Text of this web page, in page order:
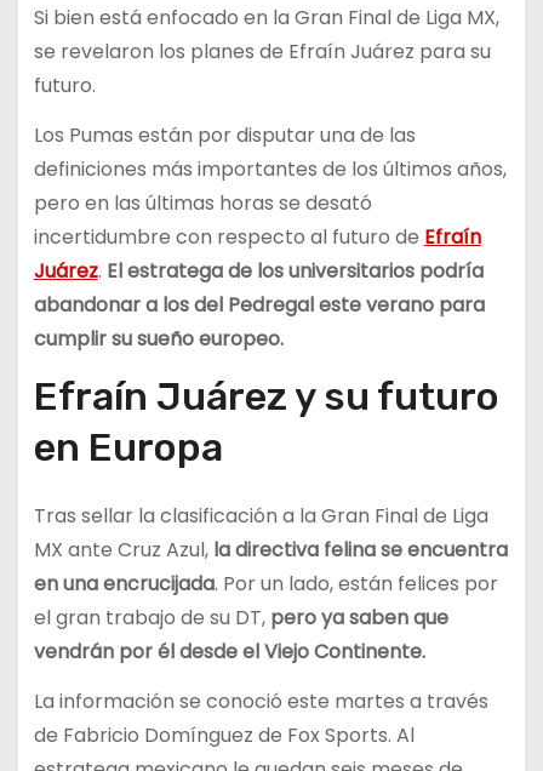
Si bien está enfocado en la Gran Final de Liga MX,
se revelaron los planes de Efraín Juárez para su
futuro.
Los Pumas están por disputar una de las
definiciones más importantes de los últimos años,
pero en las últimas horas se desató
incertidumbre con respecto al futuro de Efraín
Juárez. El estratega de los universitarios podría
abandonar a los del Pedregal este verano para
cumplir su sueño europeo.
Efraín Juárez y su futuro
en Europa
Tras sellar la clasificación a la Gran Final de Liga
MX ante Cruz Azul, la directiva felina se encuentra
en una encrucijada. Por un lado, están felices por
el gran trabajo de su DT, pero ya saben que
vendrán por él desde el Viejo Continente.
La información se conoció este martes a través
de Fabricio Domínguez de Fox Sports. Al